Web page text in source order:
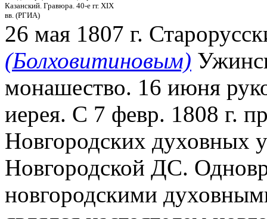
Казанский. Гравюра. 40-е гг. XIX
вв. (РГИА)
26 мая 1807 г.
(Болховитиновым)
монашество. 16 июня
иерея. С 7 февр. 1808 г.
Новгородских духовных
Новгородской ДС.
новгородскими